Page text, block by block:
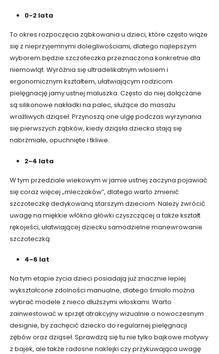
0-2 lata
To okres rozpoczęcia ząbkowania u dzieci, które często wiąże
się z nieprzyjemnymi dolegliwościami, dlatego najlepszym
wyborem będzie szczoteczka przeznaczona konkretnie dla
niemowląt. Wyróżnia się ultradelikatnym włosiem i
ergonomicznym kształtem, ułatwiającym rodzicom
pielęgnację jamy ustnej maluszka. Często do niej dołączane
są silikonowe nakładki na palec, służące do masażu
wrażliwych dziąseł. Przynoszą one ulgę podczas wyrzynania
się pierwszych ząbków, kiedy dziąsła dziecka stają się
nabrzmiałe, opuchnięte i tkliwe.
2-4 lata
W tym przedziale wiekowym w jamie ustnej zaczyna pojawiać
się coraz więcej „mleczaków”, dlatego warto zmienić
szczoteczkę dedykowaną starszym dzieciom. Należy zwrócić
uwagę na miękkie włókna główki czyszczącej a także kształt
rękojeści, ułatwiającej dziecku samodzielne manewrowanie
szczoteczką.
4-6 lat
Na tym etapie życia dzieci posiadają już znacznie lepiej
wykształcone zdolności manualne, dlatego śmiało można
wybrać modele z nieco dłuższymi włoskami. Warto
zainwestować w sprzęt atrakcyjny wizualnie o nowoczesnym
designie, by zachęcić dziecko do regularnej pielęgnacji
zębów oraz dziąseł. Sprawdzą się tu nie tylko bajkowe motywy
z bajek, ale także radosne naklejki czy przykuwająca uwagę